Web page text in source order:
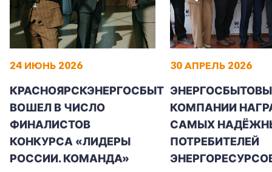
24 ИЮНЬ 2026
КРАСНОЯРСКЭНЕРГОСБЫТ
ВОШЕЛ В ЧИСЛО
ФИНАЛИСТОВ
КОНКУРСА «ЛИДЕРЫ
РОССИИ. КОМАНДА»
30 АПРЕЛЬ 2026
КОМПАНИИ
САМЫХ
ПОТРЕБИТЕЛЕЙ